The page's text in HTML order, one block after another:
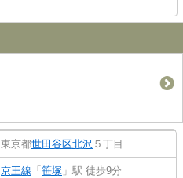
東京都世田谷区北沢 ５丁目
京王線 「 笹塚 」駅 徒歩9分